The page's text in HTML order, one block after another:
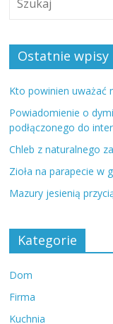
Ostatnie wpisy
Kto powinien uważać
Powiadomienie o
podłączonego do
Chleb z naturalnego
Zioła na parapecie w
Mazury jesienią
Kategorie
Dom
Firma
Kuchnia